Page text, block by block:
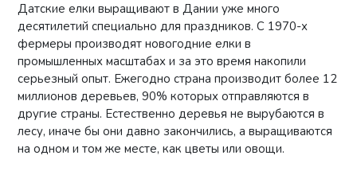
Датские елки выращивают в Дании уже много
десятилетий специально для праздников. С 1970-х
фермеры производят новогодние елки в
промышленных масштабах и за это время накопили
серьезный опыт. Ежегодно страна производит более 12
миллионов деревьев, 90% которых отправляются в
другие страны. Естественно деревья не вырубаются в
лесу, иначе бы они давно закончились, а выращиваются
на одном и том же месте, как цветы или овощи.